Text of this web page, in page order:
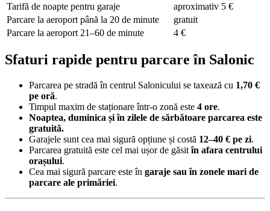
Tarifă de noapte pentru garaje
aproximativ 5 €
Parcare la aeroport până la 20 de minute
gratuit
Parcare la aeroport 21–60 de minute
4 €
Sfaturi rapide pentru parcare în Salonic
Parcarea pe stradă în centrul Salonicului se taxează cu 1,70 €
pe oră.
Timpul maxim de staționare într-o zonă este 4 ore.
Noaptea, duminica și în zilele de sărbătoare parcarea este
gratuită.
Garajele sunt cea mai sigură opțiune și costă 12–40 € pe zi.
Parcarea gratuită este cel mai ușor de găsitîn afara centrului
orașului.
Cea mai sigură parcare este în garaje sau în zonele mari de
parcare ale primăriei.